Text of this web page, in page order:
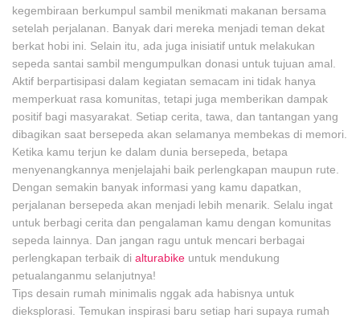
kegembiraan berkumpul sambil menikmati makanan bersama
setelah perjalanan. Banyak dari mereka menjadi teman dekat
berkat hobi ini. Selain itu, ada juga inisiatif untuk melakukan
sepeda santai sambil mengumpulkan donasi untuk tujuan amal.
Aktif berpartisipasi dalam kegiatan semacam ini tidak hanya
memperkuat rasa komunitas, tetapi juga memberikan dampak
positif bagi masyarakat. Setiap cerita, tawa, dan tantangan yang
dibagikan saat bersepeda akan selamanya membekas di memori.
Ketika kamu terjun ke dalam dunia bersepeda, betapa
menyenangkannya menjelajahi baik perlengkapan maupun rute.
Dengan semakin banyak informasi yang kamu dapatkan,
perjalanan bersepeda akan menjadi lebih menarik. Selalu ingat
untuk berbagi cerita dan pengalaman kamu dengan komunitas
sepeda lainnya. Dan jangan ragu untuk mencari berbagai
perlengkapan terbaik di alturabike untuk mendukung
petualanganmu selanjutnya!
Tips desain rumah minimalis nggak ada habisnya untuk
dieksplorasi. Temukan inspirasi baru setiap hari supaya rumah